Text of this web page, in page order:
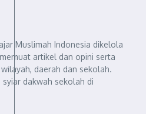
Muslimah Indonesia dikelola
artikel dan opini serta
daerah dan sekolah.
dakwah sekolah di